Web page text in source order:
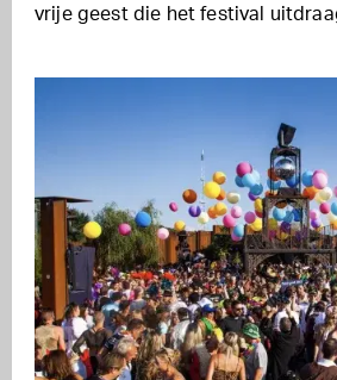
vrije geest die het festival